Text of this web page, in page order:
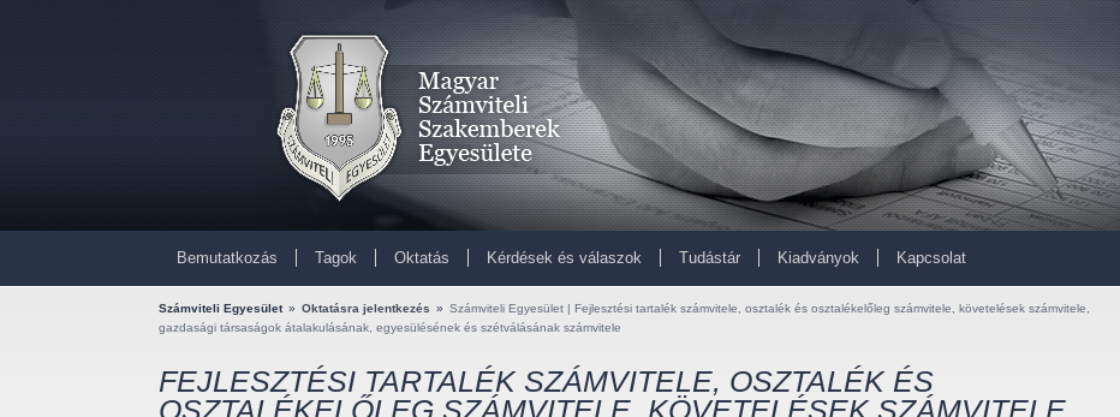
Bemutatkozás Tagok Oktatás Kérdések és válaszok Tudástár Kiadványok Kapcsolat
Számviteli Egyesület » Oktatásra jelentkezés » Számviteli Egyesület | Fejlesztési tartalék számvitele, osztalék és osztalékelőleg számvitele, követelések számvitele,
gazdasági társaságok átalakulásának, egyesülésének és szétválásának számvitele
FEJLESZTÉSI TARTALÉK SZÁMVITELE, OSZTALÉK ÉS
OSZTALÉKELŐLEG SZÁMVITELE, KÖVETELÉSEK SZÁMVITELE,